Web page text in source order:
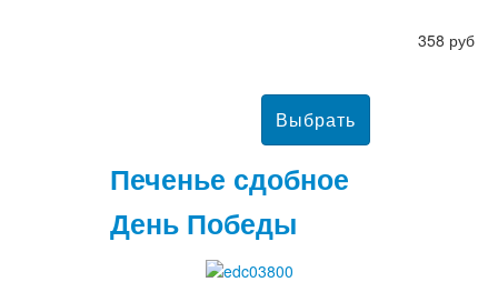
358 руб
Печенье сдобное
День Победы